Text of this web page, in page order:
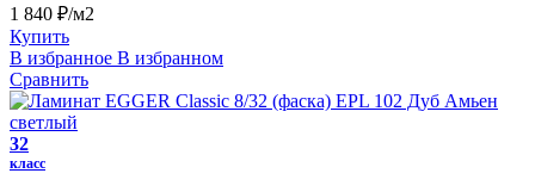
1 840 ₽/м2
Купить
В избранное В избранном
Сравнить
32
класс